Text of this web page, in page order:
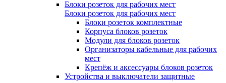
Блоки розеток для рабочих мест
Блоки розеток для рабочих мест
Блоки розеток комплектные
Корпуса блоков розеток
Модули для блоков розеток
Организаторы кабельные для рабочих
мест
Крепёж и аксессуары блоков розеток
Устройства и выключатели защитные